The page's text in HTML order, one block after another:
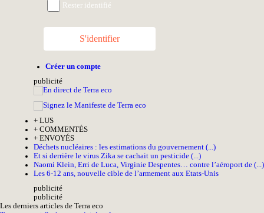
Rester identifié
S'identifier
Créer un compte
publicité
+ LUS
+ COMMENTÉS
+ ENVOYÉS
Déchets nucléaires : les estimations du gouvernement (...)
Et si derrière le virus Zika se cachait un pesticide (...)
Naomi Klein, Erri de Luca, Virginie Despentes… contre l’aéroport de (...)
Les 6-12 ans, nouvelle cible de l’armement aux Etats-Unis
publicité
publicité
Les derniers articles de Terra eco